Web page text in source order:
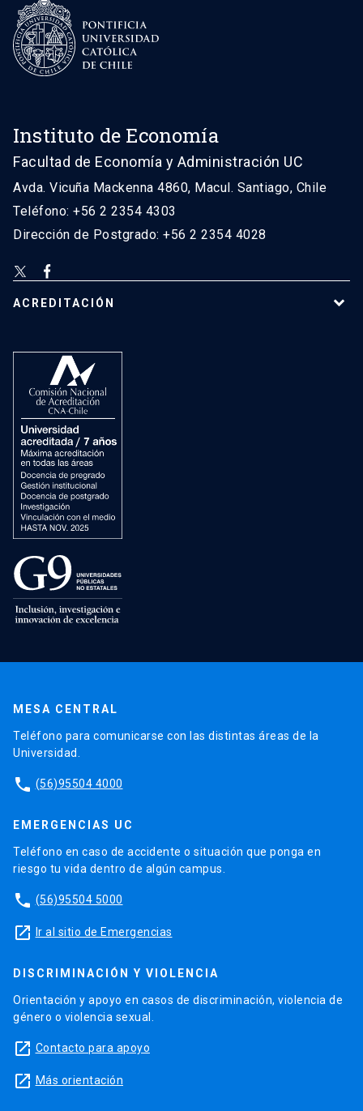
Instituto de Economía
Facultad de Economía y Administración UC
Avda. Vicuña Mackenna 4860, Macul. Santiago, Chile
Teléfono: +56 2 2354 4303
Dirección de Postgrado: +56 2 2354 4028
ACREDITACIÓN
MESA CENTRAL
Teléfono para comunicarse con las distintas áreas de la
Universidad.
phone (56)95504 4000
EMERGENCIAS UC
Teléfono en caso de accidente o situación que ponga en
riesgo tu vida dentro de algún campus.
phone (56)95504 5000
launch Ir al sitio de Emergencias
DISCRIMINACIÓN Y VIOLENCIA
Orientación y apoyo en casos de discriminación, violencia de
género o violencia sexual.
launch Contacto para apoyo
launch Más orientación